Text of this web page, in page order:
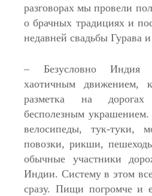
разговорах мы провели
о брачных традициях и
недавней свадьбы Гурава
– Безусловно Индия
хаотичным движением,
разметка на
бесполезным
велосипеды, тук-туки,
повозки, рикши,
обычные участники
Индии. Систему в этом
сразу. Пищи погромче и